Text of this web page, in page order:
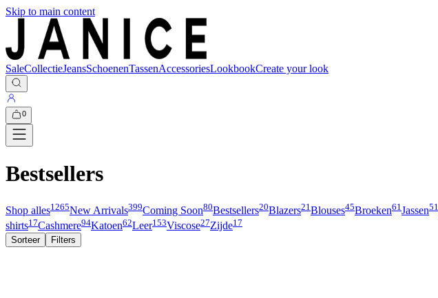
Skip to main content
SaleCollectieJeansSchoenenTassenAccessoriesLookbookCreate your look
0
Bestsellers
Shop alles1265New Arrivals399Coming Soon80Bestsellers20Blazers21 Blouses45Broeken61 Jassen51
shirts17Cashmere94Katoen62Leer153Viscose27Zijde17
Sorteer
Filters